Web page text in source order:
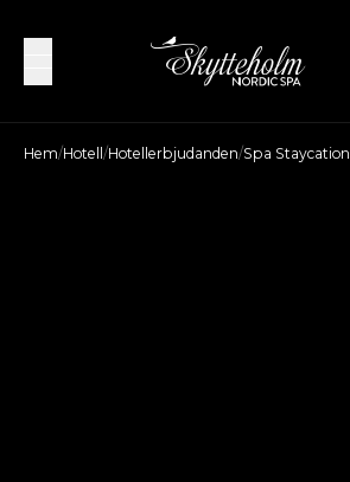
Hem/Hotell /Hotellerbjudanden/Spa Staycation